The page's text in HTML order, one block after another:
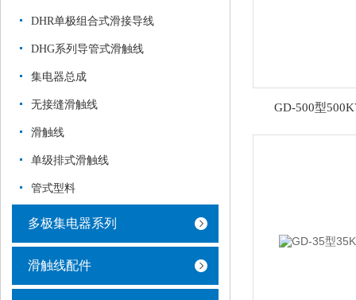
DHR单极组合式滑接导线
DHG系列导管式滑触线
集电器总成
无接缝滑触线
滑触线
单级排式滑触线
管式型料
多极集电器系列
滑触线配件
GD-500型